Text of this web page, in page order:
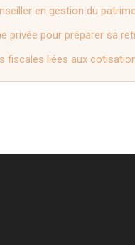
en gestion du
privée pour préparer sa
liées aux